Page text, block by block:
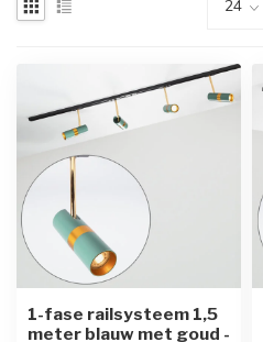
1-fase railsysteem 1,5
meter blauw met goud -